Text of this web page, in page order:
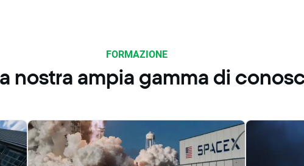
FORMAZIONE
nostra ampia gamma di